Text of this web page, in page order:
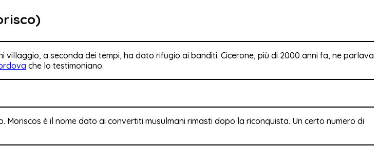
villaggio, a seconda dei tempi, ha dato rifugio ai banditi. Cicerone, più di 2000 anni fa, ne parlava
che lo testimoniano.
è il nome dato ai convertiti musulmani rimasti dopo la riconquista. Un certo numero di